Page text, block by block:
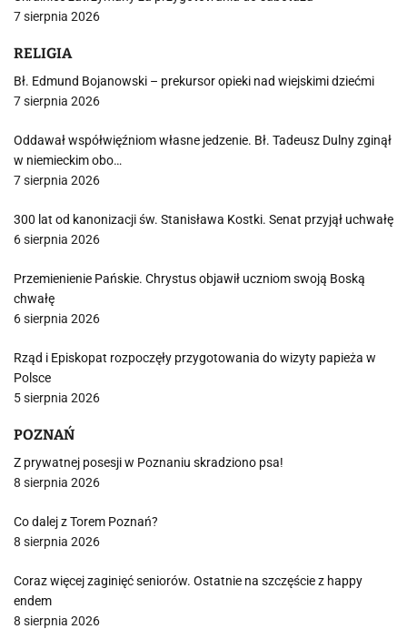
7 sierpnia 2026
RELIGIA
Bł. Edmund Bojanowski – prekursor opieki nad wiejskimi dziećmi
7 sierpnia 2026
Oddawał współwięźniom własne jedzenie. Bł. Tadeusz Dulny zginął
w niemieckim obo…
7 sierpnia 2026
300 lat od kanonizacji św. Stanisława Kostki. Senat przyjął uchwałę
6 sierpnia 2026
Przemienienie Pańskie. Chrystus objawił uczniom swoją Boską
chwałę
6 sierpnia 2026
Rząd i Episkopat rozpoczęły przygotowania do wizyty papieża w
Polsce
5 sierpnia 2026
POZNAŃ
Z prywatnej posesji w Poznaniu skradziono psa!
8 sierpnia 2026
Co dalej z Torem Poznań?
8 sierpnia 2026
Coraz więcej zaginięć seniorów. Ostatnie na szczęście z happy
endem
8 sierpnia 2026